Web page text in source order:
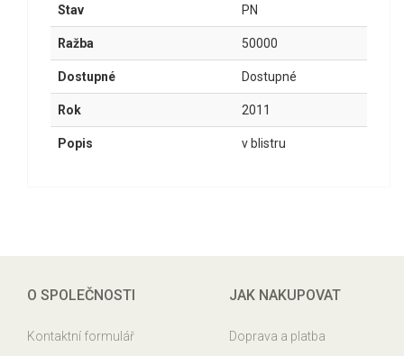
Stav PN
Ražba 50000
Dostupné Dostupné
Rok 2011
Popis v blistru
O SPOLEČNOSTI
Kontaktní formulář
JAK NAKUPOVAT
Doprava a platba